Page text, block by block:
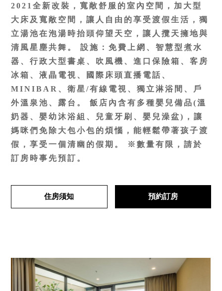
2021全新改裝，寬敞舒服的室內空間，加大型
大床及寬敞空間，讓人自由的享受渡假生活，獨
立湯池在泡湯時抬頭仰望天空，讓人攬天擁地與
清風星塵共舞。 設施：免費上網、智慧型煮水
器、行政大型書桌、吹風機、進口保險箱、客房
冰箱、液晶電視、國際床頭直播電話、
MINIBAR、衛星/有線電視、獨立淋浴間、戶
外溫泉池、露台。 飯店內含有多種嬰兒備品(溫
奶器、嬰幼沐浴組、兒童牙刷、嬰兒澡盆)，讓
媽咪們免除大包小包的煩惱，能輕鬆帶著孩子渡
假，享受一個清幽的假期。 ※數量有限，請於
訂房時事先預訂。
住房须知 預約訂房